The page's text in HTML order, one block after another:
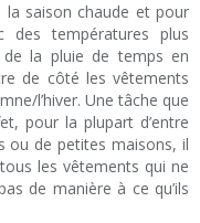
saison chaude et pour
des températures plus
la pluie de temps en
de côté les vêtements
l’hiver. Une tâche que
pour la plupart d’entre
ou de petites maisons, il
les vêtements qui ne
de manière à ce qu’ils